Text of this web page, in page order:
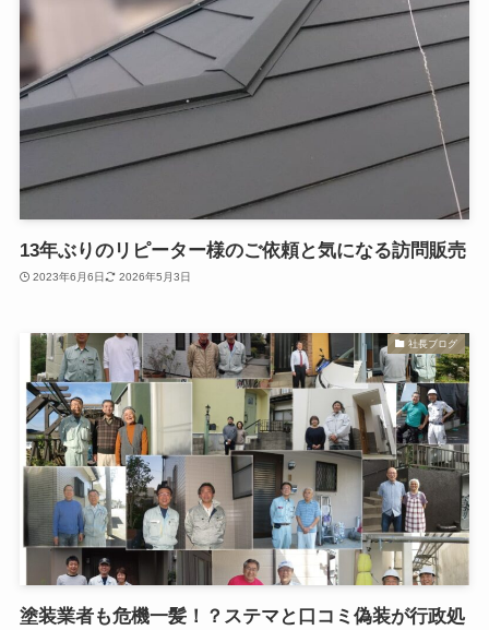
13年ぶりのリピーター様のご依頼と気になる訪問販売
2023年6月6日 2026年5月3日
社長ブログ
塗装業者も危機一髪！？ステマと口コミ偽装が行政処